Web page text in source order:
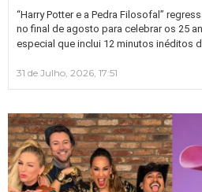
“Harry Potter e a Pedra Filosofal”
no final de agosto para celebrar os 25
especial que inclui 12 minutos inéditos
31 de Julho, 2026, 17:51